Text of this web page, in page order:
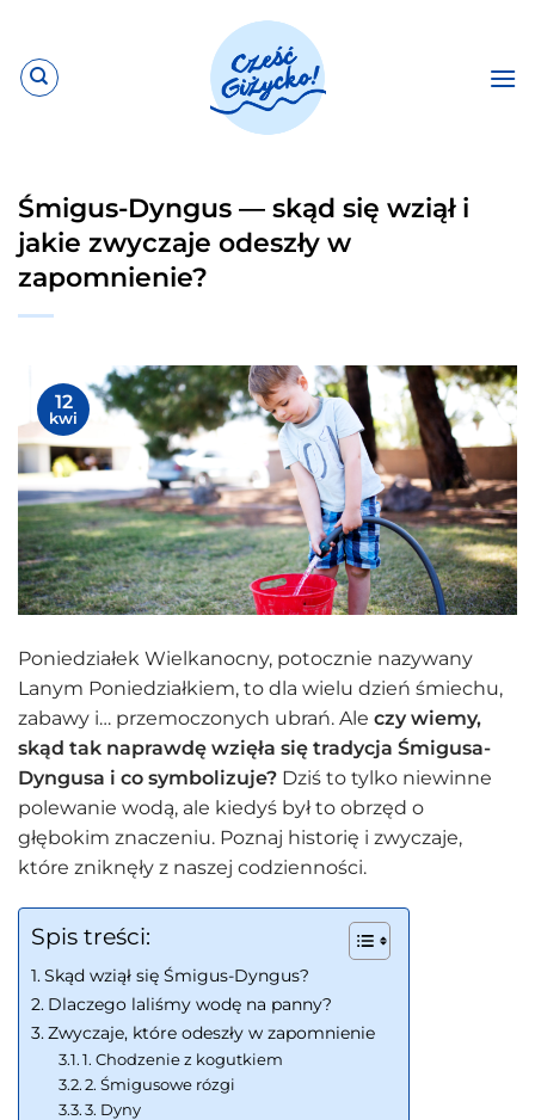
zawartości
Śmigus-Dyngus — skąd się wziął i
jakie zwyczaje odeszły w
zapomnienie?
12
kwi
Poniedziałek Wielkanocny, potocznie nazywany
Lanym Poniedziałkiem, to dla wielu dzień śmiechu,
zabawy i… przemoczonych ubrań. Ale czy wiemy,
skąd tak naprawdę wzięła się tradycja Śmigusa-
Dyngusa i co symbolizuje? Dziś to tylko niewinne
polewanie wodą, ale kiedyś był to obrzęd o
głębokim znaczeniu. Poznaj historię i zwyczaje,
które zniknęły z naszej codzienności.
Spis treści:
Skąd wziął się Śmigus-Dyngus?
Dlaczego laliśmy wodę na panny?
Zwyczaje, które odeszły w zapomnienie
1. Chodzenie z kogutkiem
2. Śmigusowe rózgi
3. Dyny